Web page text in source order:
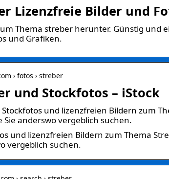
Lizenzfreie Bilder und
Thema streber herunter. Günstig und
und Grafiken.
› fotos › streber
und Stockfotos – iStock
und lizenzfreien Bildern zum
Sie anderswo vergeblich suchen.
und lizenzfreien Bildern zum Thema
vergeblich suchen.